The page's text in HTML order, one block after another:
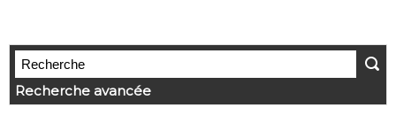
Recherche avancée